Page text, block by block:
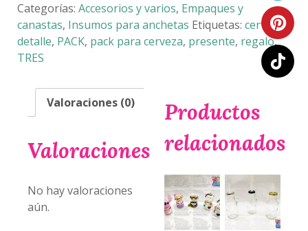
Categorías: Accesorios y varios, Empaques y
canastas, Insumos para anchetas Etiquetas: cerveza,
detalle, PACK, pack para cerveza, presente, regalo,
TRES
Valoraciones (0)
Valoraciones
No hay valoraciones
aún.
Productos
relacionados